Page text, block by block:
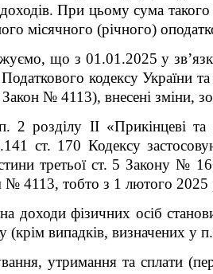
При цьому сума такого
місячного (річного)
що з 01.01.2025 у
кодексу України
Закон № 4113), внесені зміни,
2 розділу II «Прикінцеві
1
ст. 170 Кодексу
третьої ст. 5 Закону №
№ 4113, тобто з 1 лютого 2025
доходи фізичних осіб
(крім випадків, визначених
утримання та сплати